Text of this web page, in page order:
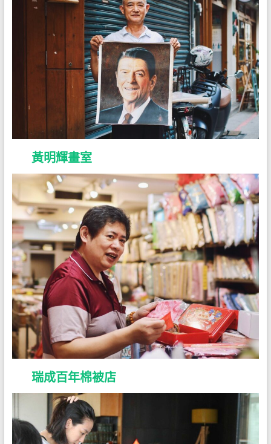
黃明輝畫室
瑞成百年棉被店